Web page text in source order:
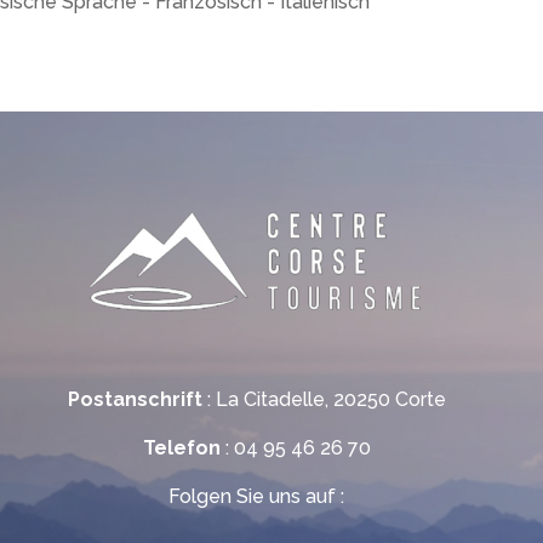
Postanschrift: La Citadelle, 20250 Corte
Telefon : 04 95 46 26 70
Folgen Sie uns auf :